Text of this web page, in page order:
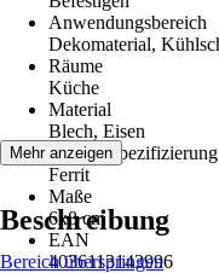
Anwendungsbereich
Dekomaterial,
Räume
Küche
Material
Blech, Eisen
Materialspezifizierung
Ferrit
Maße
6x8 cm
EAN
4036113143996
Mehr anzeigen
Beschreibung
Bereich überspringen